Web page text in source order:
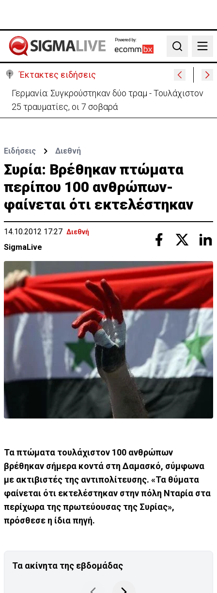
Powered by:
Search
Έκτακτες ειδήσεις
Γερμανία: Συγκρούστηκαν δύο τραμ - Τουλάχιστον
25 τραυματίες, οι 7 σοβαρά
Ειδήσεις Διεθνή
Συρία: Bρέθηκαν πτώματα
περίπου 100 ανθρώπων-
φαίνεται ότι εκτελέστηκαν
14.10.2012 17:27 Διεθνή
SigmaLive
Τα πτώματα τουλάχιστον 100 ανθρώπων
βρέθηκαν σήμερα κοντά στη Δαμασκό, σύμφωνα
με ακτιβιστές της αντιπολίτευσης. «Τα θύματα
φαίνεται ότι εκτελέστηκαν στην πόλη Νταρία στα
περίχωρα της πρωτεύουσας της Συρίας»,
πρόσθεσε η ίδια πηγή.
Τα ακίνητα της εβδομάδας